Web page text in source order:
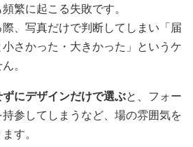
頻繁に起こる失敗です。
、写真だけで判断してしまい「届
さかった・大きかった」というケ
。
にデザインだけで選ぶと、フォー
参してしまうなど、場の雰囲気を
す。